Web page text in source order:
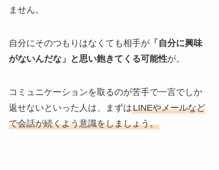
ません。
自分にそのつもりはなくても相手が「自分に興味
がないんだな」と思い飽きてくる可能性が。
コミュニケーションを取るのが苦手で一言でしか
返せないといった人は、まずはLINEやメールなど
で会話が続くよう意識をしましょう。